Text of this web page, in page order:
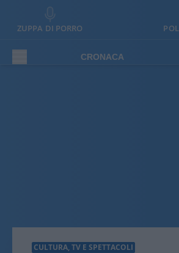
ZUPPA DI PORRO
CRONACA
CULTURA, TV E SPETTACOLI